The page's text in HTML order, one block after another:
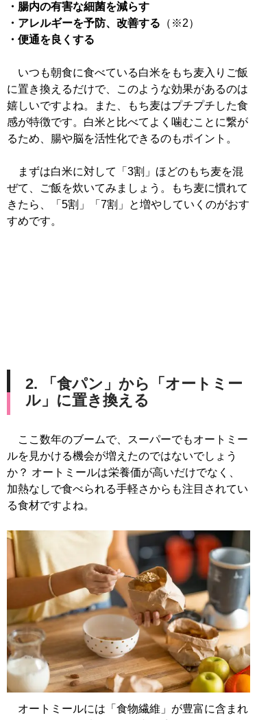
・腸内の有害な細菌を減らす
・アレルギーを予防、改善する
・便通を良くする
いつも朝食に食べている白米をもち麦入りご飯
に置き換えるだけで、このような効果があるのは
嬉しいですよね。また、もち麦はプチプチした食
感が特徴です。白米と比べてよく噛むことに繋が
るため、腸や脳を活性化できるのもポイント。
まずは白米に対して「3割」ほどのもち麦を混
ぜて、ご飯を炊いてみましょう。もち麦に慣れて
きたら、「5割」「7割」と増やしていくのがおす
すめです。
2. 「食パン」から「オートミー
ル」に置き換える
ここ数年のブームで、スーパーでもオートミー
ルを見かける機会が増えたのではないでしょう
か？ オートミールは栄養価が高いだけでなく、
加熱なしで食べられる手軽さからも注目されてい
る食材ですよね。
オートミールには「食物繊維」が豊富に含まれ